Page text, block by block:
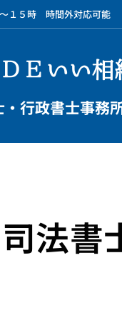
１５時 時間外対応可能
Ｅいい相
行政書士事務
司法書